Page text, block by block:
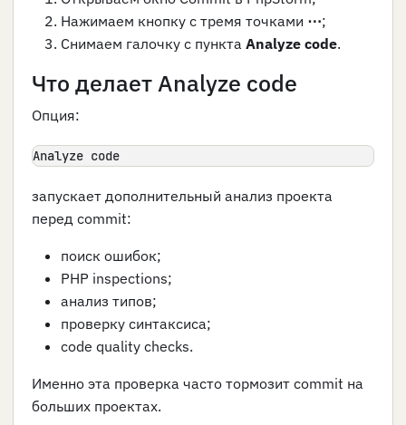
Нажимаем кнопку с тремя точками ⋯;
Снимаем галочку с пункта Analyze code.
Что делает Analyze code
Опция:
Analyze code
запускает дополнительный анализ проекта
перед commit:
поиск ошибок;
PHP inspections;
анализ типов;
проверку синтаксиса;
code quality checks.
Именно эта проверка часто тормозит commit на
больших проектах.